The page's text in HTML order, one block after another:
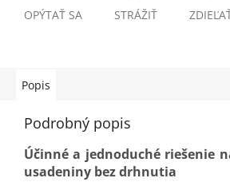
OPÝTAŤ SA STRÁŽIŤ
Popis
Podrobný popis
Účinné a jednoduché riešenie
usadeniny bez drhnutia